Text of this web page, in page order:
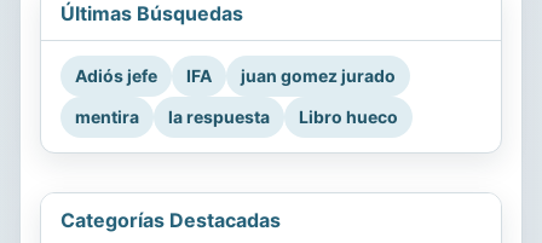
Últimas Búsquedas
Adiós jefe IFA
juan gomez jurado
mentira
la respuesta Libro hueco
Categorías Destacadas